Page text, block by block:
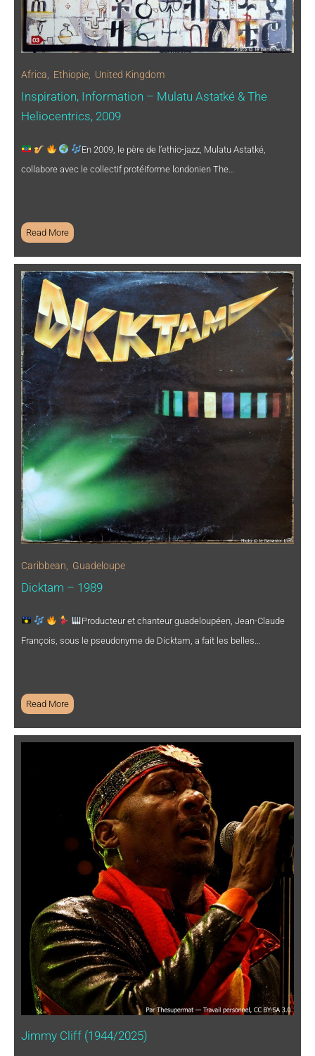
Africa Ethiopie United Kingdom
Inspiration, Information – Mulatu Astatké & The
Heliocentrics, 2009
En 2009, le père de l’ethio-jazz, Mulatu Astatké,
collabore avec le collectif protéiforme londonien The…
Read More
Caribbean Guadeloupe
Dicktam – 1989
Producteur et chanteur guadeloupéen, Jean-Claude
François, sous le pseudonyme de Dicktam, a fait les belles…
Read More
Jimmy Cliff (1944/2025)